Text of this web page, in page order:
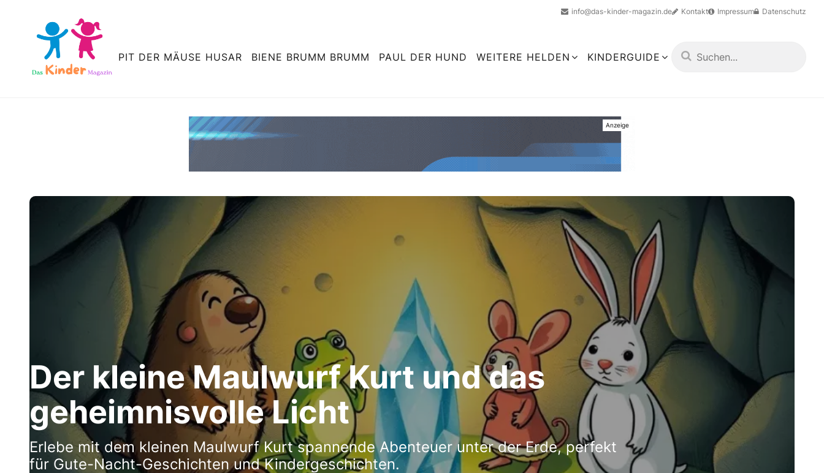
info@das-kinder-magazin.de Kontakt Impressum Datenschutz
PIT DER MÄUSE HUSAR BIENE BRUMM BRUMM PAUL DER HUND WEITERE HELDEN KINDERGUIDE
Der kleine Maulwurf Kurt und das
geheimnisvolle Licht
Erlebe mit dem kleinen Maulwurf Kurt spannende Abenteuer unter der Erde, perfekt
für Gute-Nacht-Geschichten und Kindergeschichten.